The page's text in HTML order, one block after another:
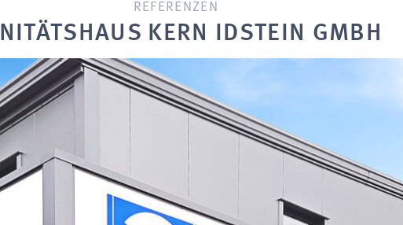
REFERENZEN
KERN IDSTEIN GMBH